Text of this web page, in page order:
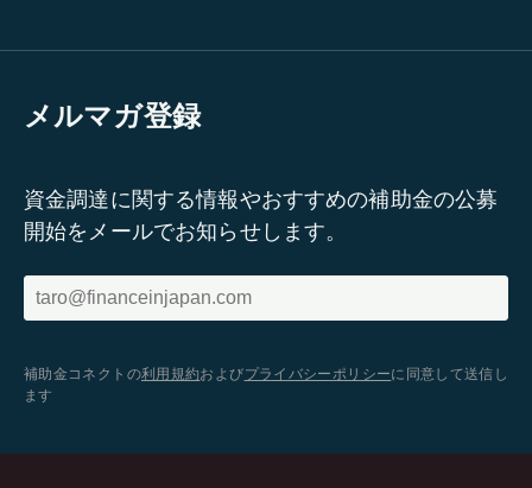
メルマガ登録
資金調達に関する情報やおすすめの補助金の公募
開始をメールでお知らせします。
補助金コネクトの利用規約およびプライバシーポリシーに同意して送信し
ます